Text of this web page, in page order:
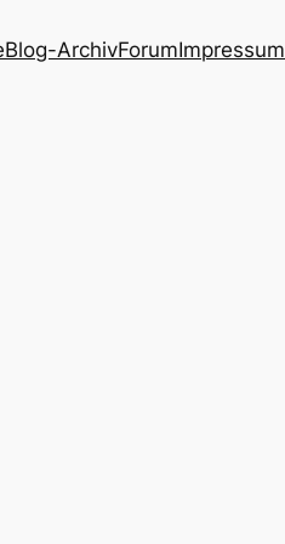
Blog-ArchivForumImpressum